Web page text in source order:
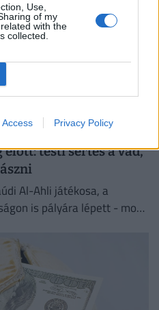
Use,
of my
with the
collected.
Access Privacy Policy
testi sértés a vád,
Al-Ahli játékosa, a
is pályára lépett - most